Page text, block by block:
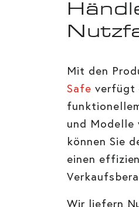
Mit den
Safe verfügt
und Modelle
können Sie
einen
Wir liefern